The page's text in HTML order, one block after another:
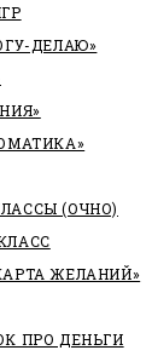
ДЕЛАЮ»
(ОЧНО)
ЖЕЛАНИЙ»
ПРО ДЕНЬГИ